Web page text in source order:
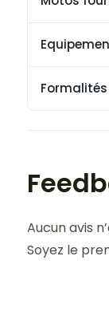
Aucun avis
Soyez le